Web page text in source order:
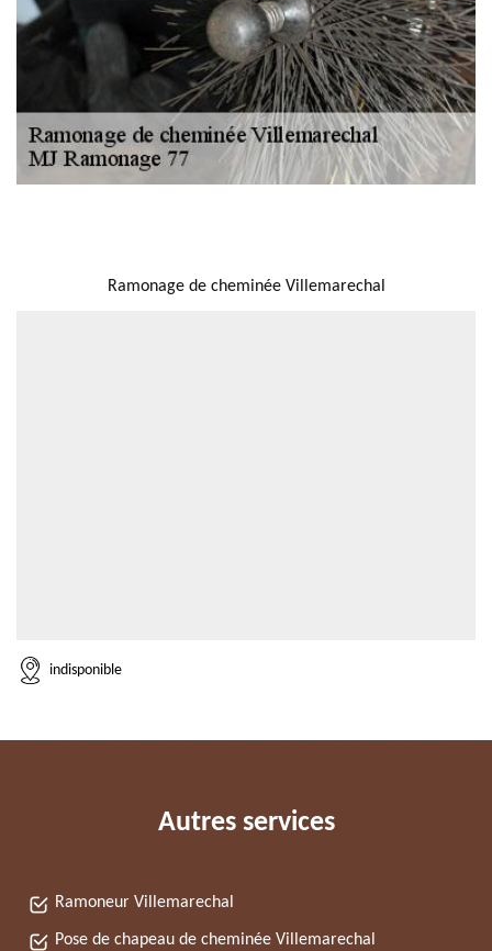
Ramonage de cheminée Villemarechal
indisponible
Autres services
Ramoneur Villemarechal
Pose de chapeau de cheminée Villemarechal